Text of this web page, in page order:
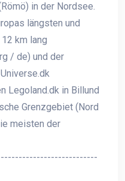
in der Nordsee.
längsten und
km lang
/ de) und der
Legoland.dk in Billund
Grenzgebiet (Nord
meisten der